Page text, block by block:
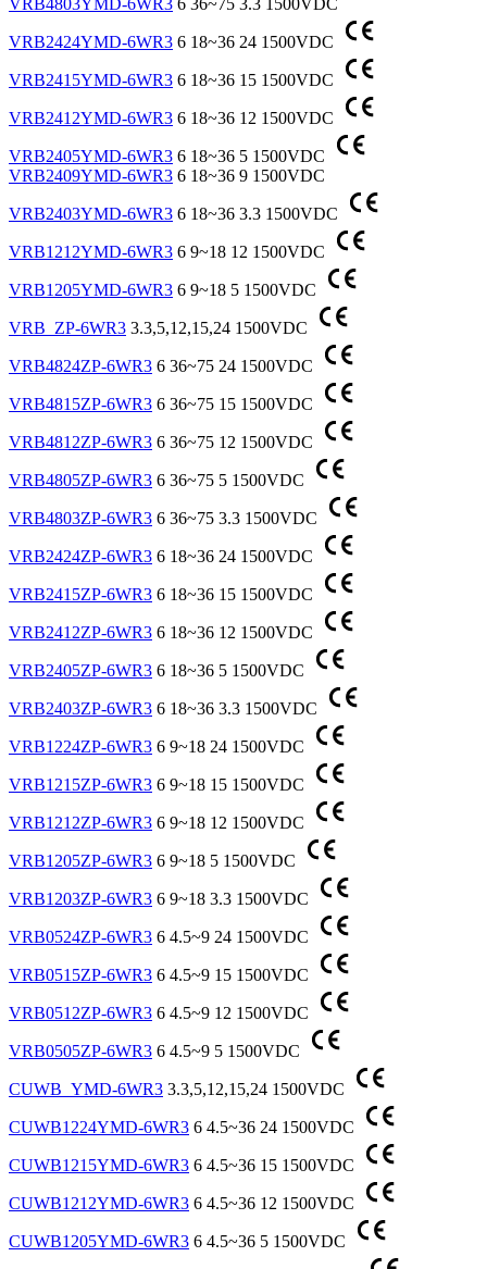
VRB4803YMD-6WR3 6 36~75 3.3 1500VDC
VRB2424YMD-6WR3 6 18~36 24 1500VDC
VRB2415YMD-6WR3 6 18~36 15 1500VDC
VRB2412YMD-6WR3 6 18~36 12 1500VDC
VRB2405YMD-6WR3 6 18~36 5 1500VDC
VRB2409YMD-6WR3 6 18~36 9 1500VDC
VRB2403YMD-6WR3 6 18~36 3.3 1500VDC
VRB1212YMD-6WR3 6 9~18 12 1500VDC
VRB1205YMD-6WR3 6 9~18 5 1500VDC
VRB_ZP-6WR3 3.3,5,12,15,24 1500VDC
VRB4824ZP-6WR3 6 36~75 24 1500VDC
VRB4815ZP-6WR3 6 36~75 15 1500VDC
VRB4812ZP-6WR3 6 36~75 12 1500VDC
VRB4805ZP-6WR3 6 36~75 5 1500VDC
VRB4803ZP-6WR3 6 36~75 3.3 1500VDC
VRB2424ZP-6WR3 6 18~36 24 1500VDC
VRB2415ZP-6WR3 6 18~36 15 1500VDC
VRB2412ZP-6WR3 6 18~36 12 1500VDC
VRB2405ZP-6WR3 6 18~36 5 1500VDC
VRB2403ZP-6WR3 6 18~36 3.3 1500VDC
VRB1224ZP-6WR3 6 9~18 24 1500VDC
VRB1215ZP-6WR3 6 9~18 15 1500VDC
VRB1212ZP-6WR3 6 9~18 12 1500VDC
VRB1205ZP-6WR3 6 9~18 5 1500VDC
VRB1203ZP-6WR3 6 9~18 3.3 1500VDC
VRB0524ZP-6WR3 6 4.5~9 24 1500VDC
VRB0515ZP-6WR3 6 4.5~9 15 1500VDC
VRB0512ZP-6WR3 6 4.5~9 12 1500VDC
VRB0505ZP-6WR3 6 4.5~9 5 1500VDC
CUWB_YMD-6WR3 3.3,5,12,15,24 1500VDC
CUWB1224YMD-6WR3 6 4.5~36 24 1500VDC
CUWB1215YMD-6WR3 6 4.5~36 15 1500VDC
CUWB1212YMD-6WR3 6 4.5~36 12 1500VDC
CUWB1205YMD-6WR3 6 4.5~36 5 1500VDC